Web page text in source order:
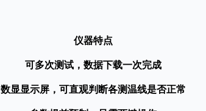
仪器特点
可多次测试，数据下载一次完成
数显显示屏，可直观判断各测温线是否正常